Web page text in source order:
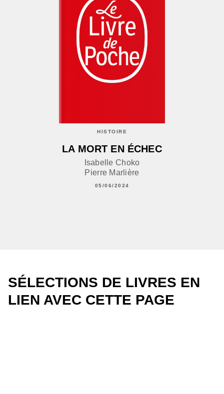
HISTOIRE
LA MORT EN ÉCHEC
Isabelle Choko
Pierre Marlière
05/06/2024
SÉLECTIONS DE LIVRES EN
LIEN AVEC CETTE PAGE